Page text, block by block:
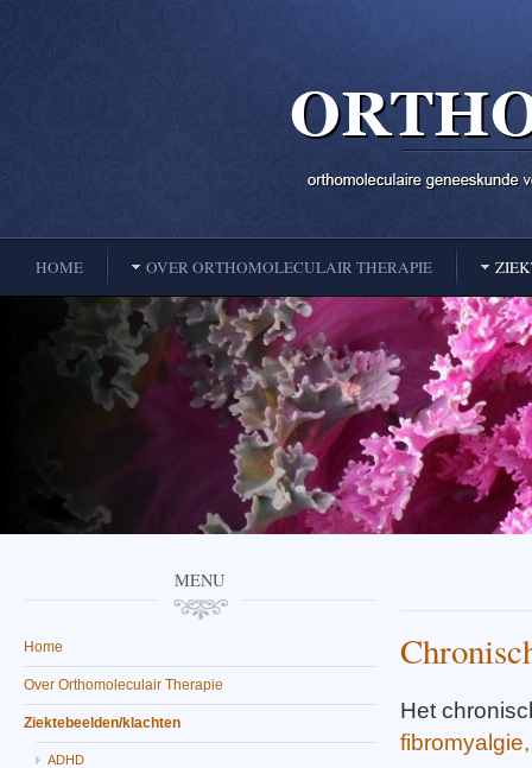
HOME OVER ORTHOMOLECULAIR THERAPIE
Het
fibromyalgie,
MENU
Home
Over Orthomoleculair Therapie
Ziektebeelden/klachten
ADHD